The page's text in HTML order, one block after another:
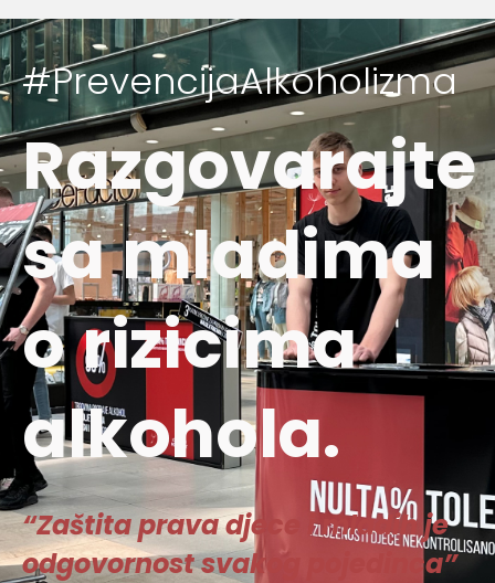
#PrevencijaAlkoholizma
Razgovarajte
sa mladima
o rizicima
alkohola.
“Zaštita prava djece i mladih je
odgovornost svakog pojedinca”